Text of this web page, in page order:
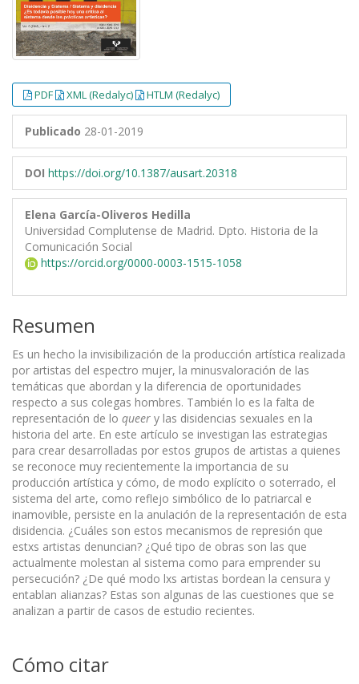
PDF XML (Redalyc) HTLM (Redalyc)
Publicado 28-01-2019
DOI https://doi.org/10.1387/ausart.20318
Elena García-Oliveros Hedilla
Universidad Complutense de Madrid. Dpto. Historia de la
Comunicación Social
https://orcid.org/0000-0003-1515-1058
Resumen
Es un hecho la invisibilización de la producción artística realizada
por artistas del espectro mujer, la minusvaloración de las
temáticas que abordan y la diferencia de oportunidades
respecto a sus colegas hombres. También lo es la falta de
representación de lo queer y las disidencias sexuales en la
historia del arte. En este artículo se investigan las estrategias
para crear desarrolladas por estos grupos de artistas a quienes
se reconoce muy recientemente la importancia de su
producción artística y cómo, de modo explícito o soterrado, el
sistema del arte, como reflejo simbólico de lo patriarcal e
inamovible, persiste en la anulación de la representación de esta
disidencia. ¿Cuáles son estos mecanismos de represión que
estxs artistas denuncian? ¿Qué tipo de obras son las que
actualmente molestan al sistema como para emprender su
persecución? ¿De qué modo lxs artistas bordean la censura y
entablan alianzas? Estas son algunas de las cuestiones que se
analizan a partir de casos de estudio recientes.
Cómo citar